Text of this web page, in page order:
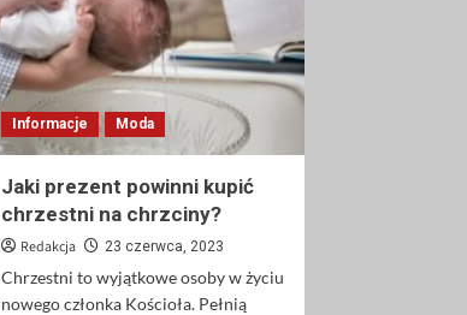
budownictwie
przemyśle
Informacje Moda
Jaki prezent powinni kupić
chrzestni na chrzciny?
Redakcja 23 czerwca, 2023
Chrzestni to wyjątkowe osoby w życiu
nowego członka Kościoła. Pełnią